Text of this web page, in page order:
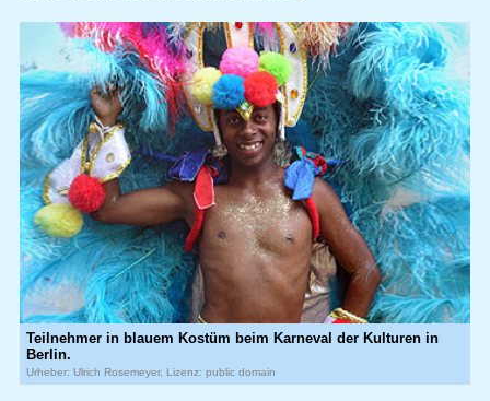
Teilnehmer in blauem Kostüm beim Karneval der Kulturen in
Berlin.
Urheber: Ulrich Rosemeyer, Lizenz: public domain